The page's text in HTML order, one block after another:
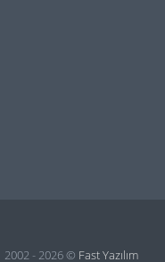
2002 - 2026 © Fast Yazılım